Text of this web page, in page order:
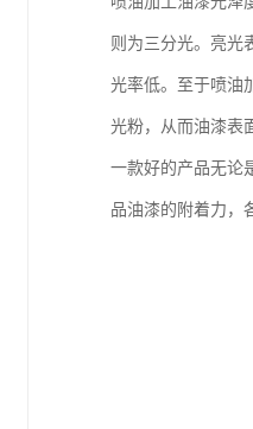
则为三分光。亮光
光率低。至于喷油
光粉，从而油漆表
一款好的产品无论
品油漆的附着力，